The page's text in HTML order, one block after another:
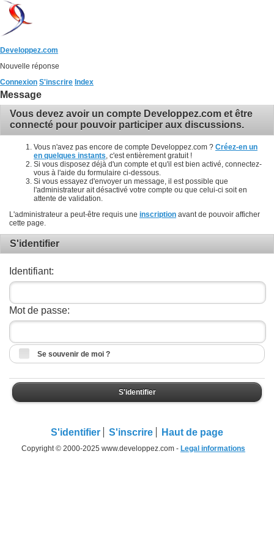
Developpez.com
Nouvelle réponse
Connexion S'inscrire Index
Message
Vous devez avoir un compte Developpez.com et être
connecté pour pouvoir participer aux discussions.
Vous n'avez pas encore de compte Developpez.com ? Créez-en un
en quelques instants , c'est entièrement gratuit !
Si vous disposez déjà d'un compte et qu'il est bien activé, connectez-
vous à l'aide du formulaire ci-dessous.
Si vous essayez d'envoyer un message, il est possible que
l'administrateur ait désactivé votre compte ou que celui-ci soit en
attente de validation.
L'administrateur a peut-être requis une inscription avant de pouvoir afficher
cette page.
S'identifier
Identifiant:
Mot de passe:
Se souvenir de moi ?
S'identifier
S'identifier S'inscrire Haut de page
Copyright © 2000-2025 www.developpez.com - Legal informations